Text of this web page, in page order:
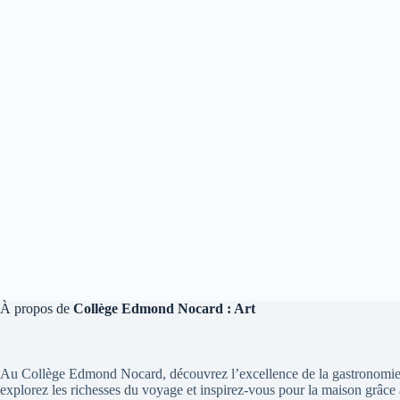
À propos de Collège Edmond Nocard : Art
Au Collège Edmond Nocard, découvrez l’excellence de la
explorez les richesses du voyage et inspirez-vous pour la maison grâce